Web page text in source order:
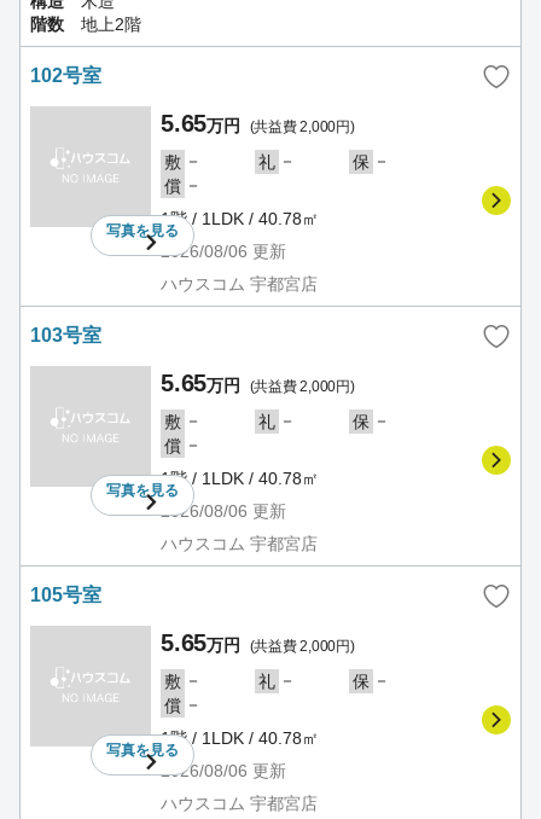
階数
地上2階
102号室
写真を見る
5.65万円 (共益費 2,000円)
敷 － 礼 － 保 －
償 －
1階 / 1LDK / 40.78㎡
2026/08/06 更新
ハウスコム 宇都宮店
103号室
写真を見る
5.65万円 (共益費 2,000円)
敷 － 礼 － 保 －
償 －
1階 / 1LDK / 40.78㎡
2026/08/06 更新
ハウスコム 宇都宮店
105号室
写真を見る
5.65万円 (共益費 2,000円)
敷 － 礼 － 保 －
償 －
1階 / 1LDK / 40.78㎡
2026/08/06 更新
ハウスコム 宇都宮店